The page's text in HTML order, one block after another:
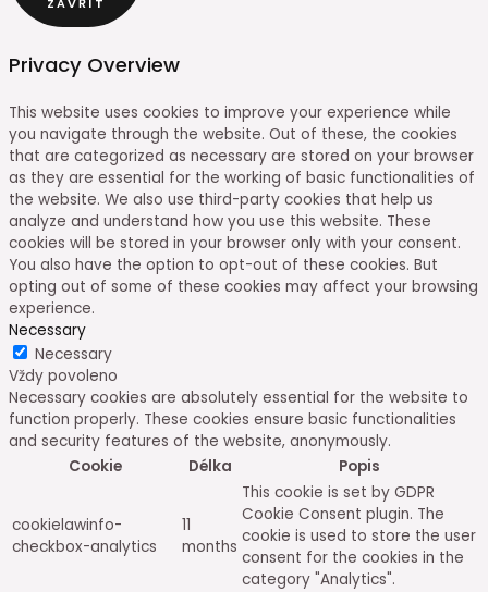
ZAVŘÍT
Privacy Overview
This website uses cookies to improve your experience while
you navigate through the website. Out of these, the cookies
that are categorized as necessary are stored on your browser
as they are essential for the working of basic functionalities of
the website. We also use third-party cookies that help us
analyze and understand how you use this website. These
cookies will be stored in your browser only with your consent.
You also have the option to opt-out of these cookies. But
opting out of some of these cookies may affect your browsing
experience.
Necessary
Necessary
Vždy povoleno
Necessary cookies are absolutely essential for the website to
function properly. These cookies ensure basic functionalities
and security features of the website, anonymously.
Cookie
Délka Popis
cookielawinfo-
checkbox-analytics
11
months
This cookie is set by GDPR
Cookie Consent plugin. The
cookie is used to store the user
consent for the cookies in the
category "Analytics".